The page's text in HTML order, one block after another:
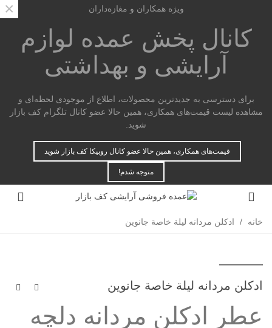
ویژه همکاران و مغازه‌داران
کانال پخش عمده لوازم
آرایشی و بهداشتی
برای دسترسی به جدیدترین محصولات، اطلاع از موجودی لحظه‌ای و
مشاهده لیست قیمت‌های همکاری، همین حالا عضو کانال تلگرام کف بازار
شوید.
قیمت‌های همکاری، همین حالا عضو کانال روبیکا کف بازار شوید
متوجه شدم!
×
خانه / ادکلن مردانه لیلة خاصة جانوین
ادکلن مردانه لیلة خاصة جانوین
عطر ادکلن مردانه دلچه